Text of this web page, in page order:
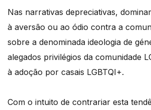
Nas narrativas depreciativas,
à aversão ou ao ódio contra a
sobre a denominada ideologia de
alegados privilégios da comunidade
à adoção por casais LGBTQI+.
Com o intuito de contrariar esta